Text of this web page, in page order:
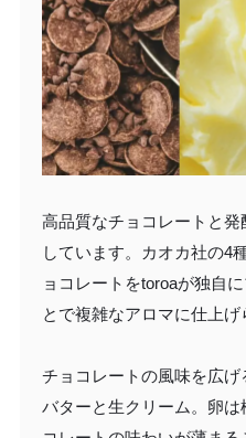
高品質なチョコレートと
しています。カオカ社の4
ョコレートをtoroaが独自
とで複雑なアロマに仕上げ
チョコレートの風味を広
バターと生クリーム。卵